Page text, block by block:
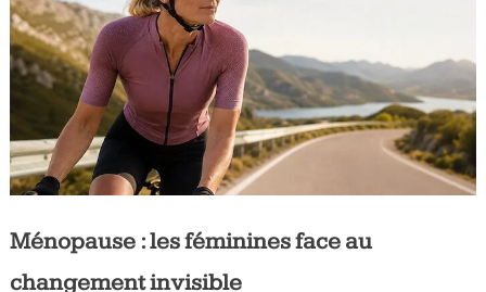
Tous
les
jours,
actualité
vélo
et
triathlon
Ménopause : les féminines face au
changement invisible